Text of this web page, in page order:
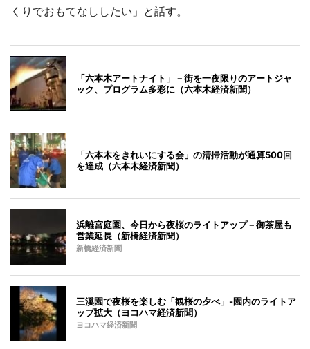
くりでおもてなししたい」と話す。
「六本木アートナイト」－街を一夜限りのアートジャ
ック、プログラム多彩に（六本木経済新聞）
「六本木をきれいにする会」の清掃活動が通算500回
を達成（六本木経済新聞）
浜離宮庭園、今日から夜桜のライトアップ－御茶屋も
営業延長（新橋経済新聞）
新橋経済新聞
三溪園で夜桜を楽しむ「観桜の夕べ」-園内のライトア
ップ拡大（ヨコハマ経済新聞）
ヨコハマ経済新聞